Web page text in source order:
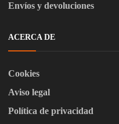
Envíos y devoluciones
ACERCA DE
Cookies
Aviso legal
Política de privacidad